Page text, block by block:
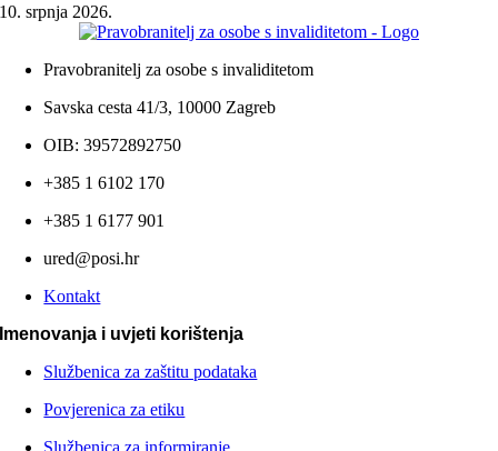
10. srpnja 2026.
Pravobranitelj za osobe s invaliditetom
Savska cesta 41/3, 10000 Zagreb
OIB: 39572892750
+385 1 6102 170
+385 1 6177 901
ured@posi.hr
Kontakt
Imenovanja i uvjeti korištenja
Službenica za zaštitu podataka
Povjerenica za etiku